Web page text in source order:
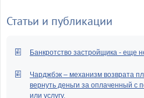
Статьи и публикации
Банкротство застройщика - еще
Чарджбэк – механизм возврата
вернуть деньги за оплаченный с
или услугу.